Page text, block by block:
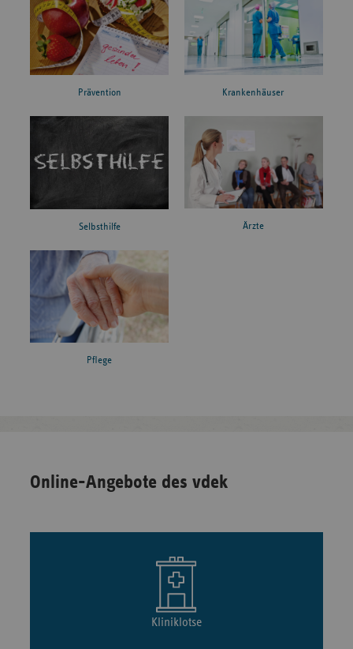
Prävention Krankenhäuser
Selbsthilfe Ärzte
Pflege
Online-Angebote des vdek
Kliniklotse